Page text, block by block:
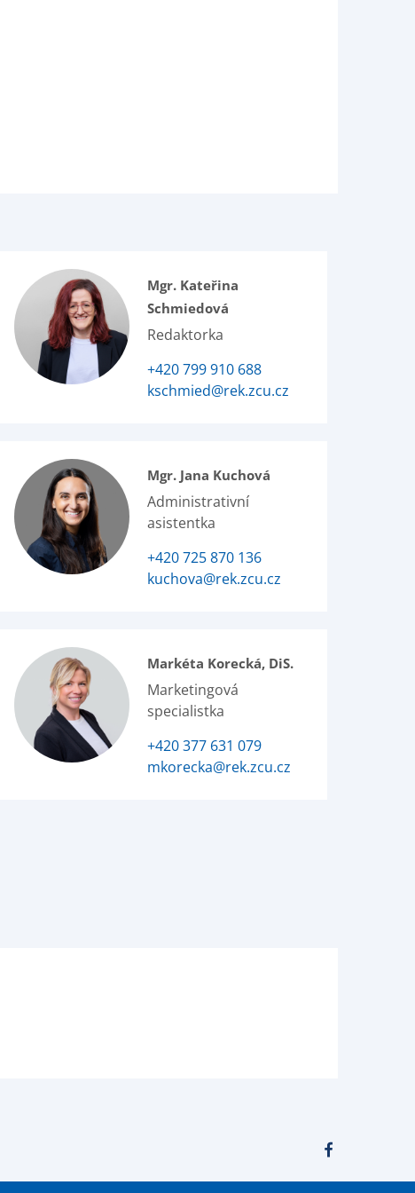
Mgr. Kateřina
Schmiedová
Redaktorka
+420 799 910 688
kschmied@rek.zcu.cz
Mgr. Jana Kuchová
Administrativní
asistentka
+420 725 870 136
kuchova@rek.zcu.cz
Markéta Korecká, DiS.
Marketingová
specialistka
+420 377 631 079
mkorecka@rek.zcu.cz